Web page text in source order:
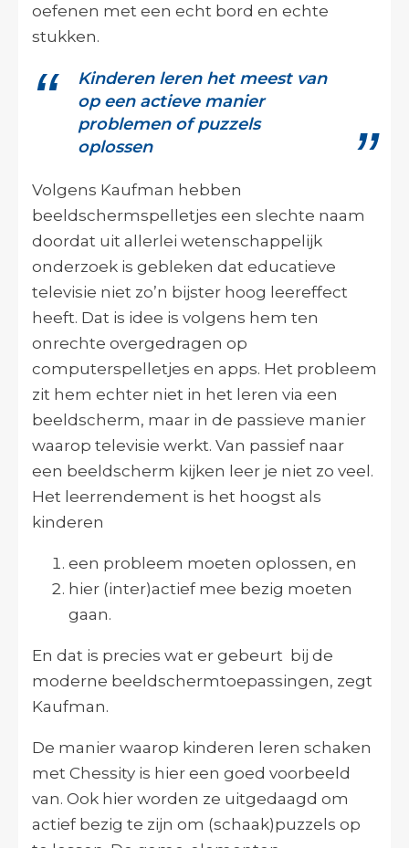
oefenen met een echt bord en echte
stukken.
Kinderen leren het meest van
op een actieve manier
problemen of puzzels
oplossen
Volgens Kaufman hebben
beeldschermspelletjes een slechte naam
doordat uit allerlei wetenschappelijk
onderzoek is gebleken dat educatieve
televisie niet zo’n bijster hoog leereffect
heeft. Dat is idee is volgens hem ten
onrechte overgedragen op
computerspelletjes en apps. Het probleem
zit hem echter niet in het leren via een
beeldscherm, maar in de passieve manier
waarop televisie werkt. Van passief naar
een beeldscherm kijken leer je niet zo veel.
Het leerrendement is het hoogst als
kinderen
een probleem moeten oplossen, en
hier (inter)actief mee bezig moeten
gaan.
En dat is precies wat er gebeurt bij de
moderne beeldschermtoepassingen, zegt
Kaufman.
De manier waarop kinderen leren schaken
met Chessity is hier een goed voorbeeld
van. Ook hier worden ze uitgedaagd om
actief bezig te zijn om (schaak)puzzels op